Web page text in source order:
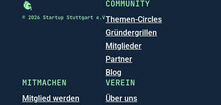
© 2026 Startup Stuttgart e.V
COMMUNITY
Themen-Circles
Gründergrillen
Mitglieder
Partner
Blog
MITMACHEN
Mitglied werden
VEREIN
Über uns